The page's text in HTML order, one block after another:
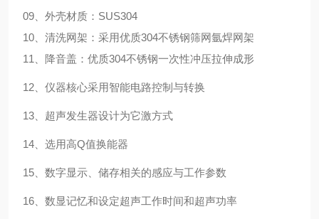
09、外壳材质：SUS304
10、清洗网架：采用优质304不锈钢筛网氩焊网架
11、降音盖：优质304不锈钢一次性冲压拉伸成形
12、仪器核心采用智能电路控制与转换
13、超声发生器设计为它激方式
14、选用高Q值换能器
15、数字显示、储存相关的感应与工作参数
16、数显记忆和设定超声工作时间和超声功率